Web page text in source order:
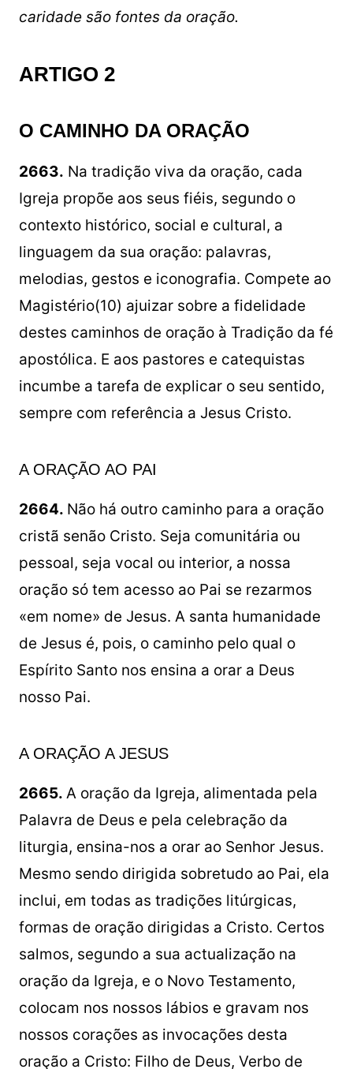
caridade são fontes da oração.
ARTIGO 2
O CAMINHO DA ORAÇÃO
2663. Na tradição viva da oração, cada
Igreja propõe aos seus fiéis, segundo o
contexto histórico, social e cultural, a
linguagem da sua oração: palavras,
melodias, gestos e iconografia. Compete ao
Magistério(10) ajuizar sobre a fidelidade
destes caminhos de oração à Tradição da fé
apostólica. E aos pastores e catequistas
incumbe a tarefa de explicar o seu sentido,
sempre com referência a Jesus Cristo.
A ORAÇÃO AO PAI
2664. Não há outro caminho para a oração
cristã senão Cristo. Seja comunitária ou
pessoal, seja vocal ou interior, a nossa
oração só tem acesso ao Pai se rezarmos
«em nome» de Jesus. A santa humanidade
de Jesus é, pois, o caminho pelo qual o
Espírito Santo nos ensina a orar a Deus
nosso Pai.
A ORAÇÃO A JESUS
2665. A oração da Igreja, alimentada pela
Palavra de Deus e pela celebração da
liturgia, ensina-nos a orar ao Senhor Jesus.
Mesmo sendo dirigida sobretudo ao Pai, ela
inclui, em todas as tradições litúrgicas,
formas de oração dirigidas a Cristo. Certos
salmos, segundo a sua actualização na
oração da Igreja, e o Novo Testamento,
colocam nos nossos lábios e gravam nos
nossos corações as invocações desta
oração a Cristo: Filho de Deus, Verbo de